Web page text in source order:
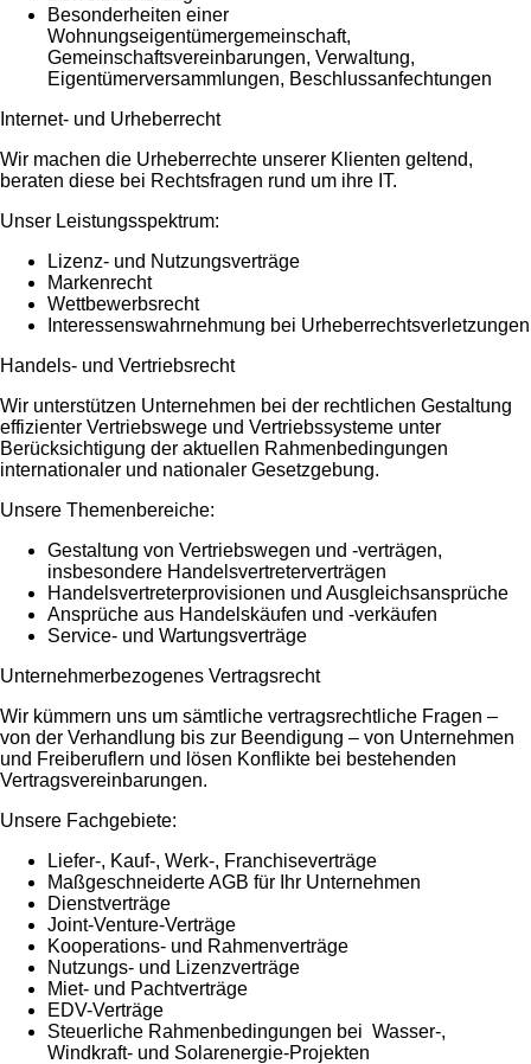
Besonderheiten einer
Wohnungseigentümergemeinschaft,
Gemeinschaftsvereinbarungen, Verwaltung,
Eigentümerversammlungen, Beschlussanfechtungen
Internet- und Urheberrecht
Wir machen die Urheberrechte unserer Klienten geltend,
beraten diese bei Rechtsfragen rund um ihre IT.
Unser Leistungsspektrum:
Lizenz- und Nutzungsverträge
Markenrecht
Wettbewerbsrecht
Interessenswahrnehmung bei Urheberrechtsverletzungen
Handels- und Vertriebsrecht
Wir unterstützen Unternehmen bei der rechtlichen Gestaltung
effizienter Vertriebswege und Vertriebssysteme unter
Berücksichtigung der aktuellen Rahmenbedingungen
internationaler und nationaler Gesetzgebung.
Unsere Themenbereiche:
Gestaltung von Vertriebswegen und -verträgen,
insbesondere Handelsvertreterverträgen
Handelsvertreterprovisionen und Ausgleichsansprüche
Ansprüche aus Handelskäufen und -verkäufen
Service- und Wartungsverträge
Unternehmerbezogenes Vertragsrecht
Wir kümmern uns um sämtliche vertragsrechtliche Fragen –
von der Verhandlung bis zur Beendigung – von Unternehmen
und Freiberuflern und lösen Konflikte bei bestehenden
Vertragsvereinbarungen.
Unsere Fachgebiete:
Liefer-, Kauf-, Werk-, Franchiseverträge
Maßgeschneiderte AGB für Ihr Unternehmen
Dienstverträge
Joint-Venture-Verträge
Kooperations- und Rahmenverträge
Nutzungs- und Lizenzverträge
Miet- und Pachtverträge
EDV-Verträge
Steuerliche Rahmenbedingungen bei Wasser-,
Windkraft- und Solarenergie-Projekten